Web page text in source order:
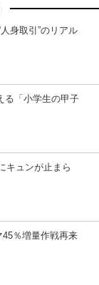
身取引”のリアル
る「小学生の甲子
キュンが止まら
％増量作戦再来